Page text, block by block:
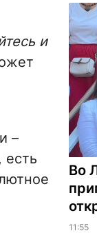
и
–
есть
Во
11:55